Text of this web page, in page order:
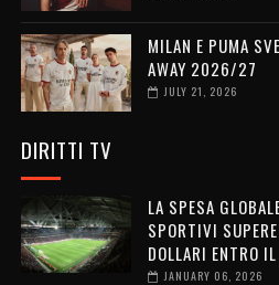
MILAN E PUMA
AWAY 2026/27
JULY 21, 2026
DIRITTI TV
LA SPESA
SPORTIVI
DOLLARI ENTRO
JANUARY 06, 2026